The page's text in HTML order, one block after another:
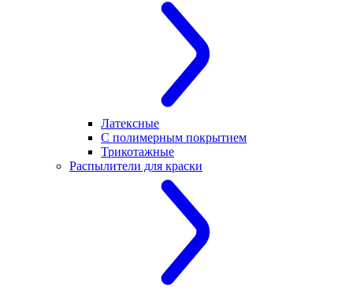
Латексные
С полимерным покрытием
Трикотажные
Распылители для краски